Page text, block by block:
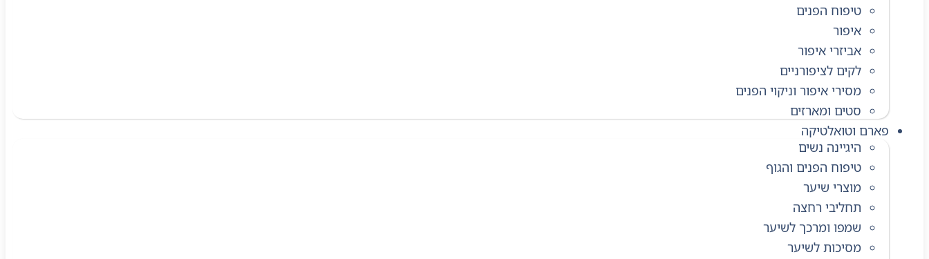
טיפוח הפנים
איפור
אביזרי איפור
לקים לציפורניים
מסירי איפור וניקוי הפנים
סטים ומארזים
פארם וטואלטיקה
היגיינה נשים
טיפוח הפנים והגוף
מוצרי שיער
תחליבי רחצה
שמפו ומרכך לשיער
מסיכות לשיער